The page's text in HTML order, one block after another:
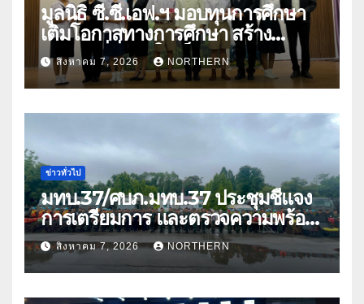
มูลนิธิ ซี.ซี.เอฟ.ฯ มอบทุนการศึกษา
เติมโอกาสทางการศึกษา สร้าง
อนาคตที่มั่นคงให้เด็กและเยาวชน
ด้อยโอกาส
สิงหาคม 7, 2026 NORTHERN
ข่าวทั่วไป
มทบ.37/ศบภ.มทบ.37 ประชุมชี้แจง
การเตรียมการ และตรวจความพร้อม
ด้านการบรรเทาสาธารณภัย
สิงหาคม 7, 2026 NORTHERN